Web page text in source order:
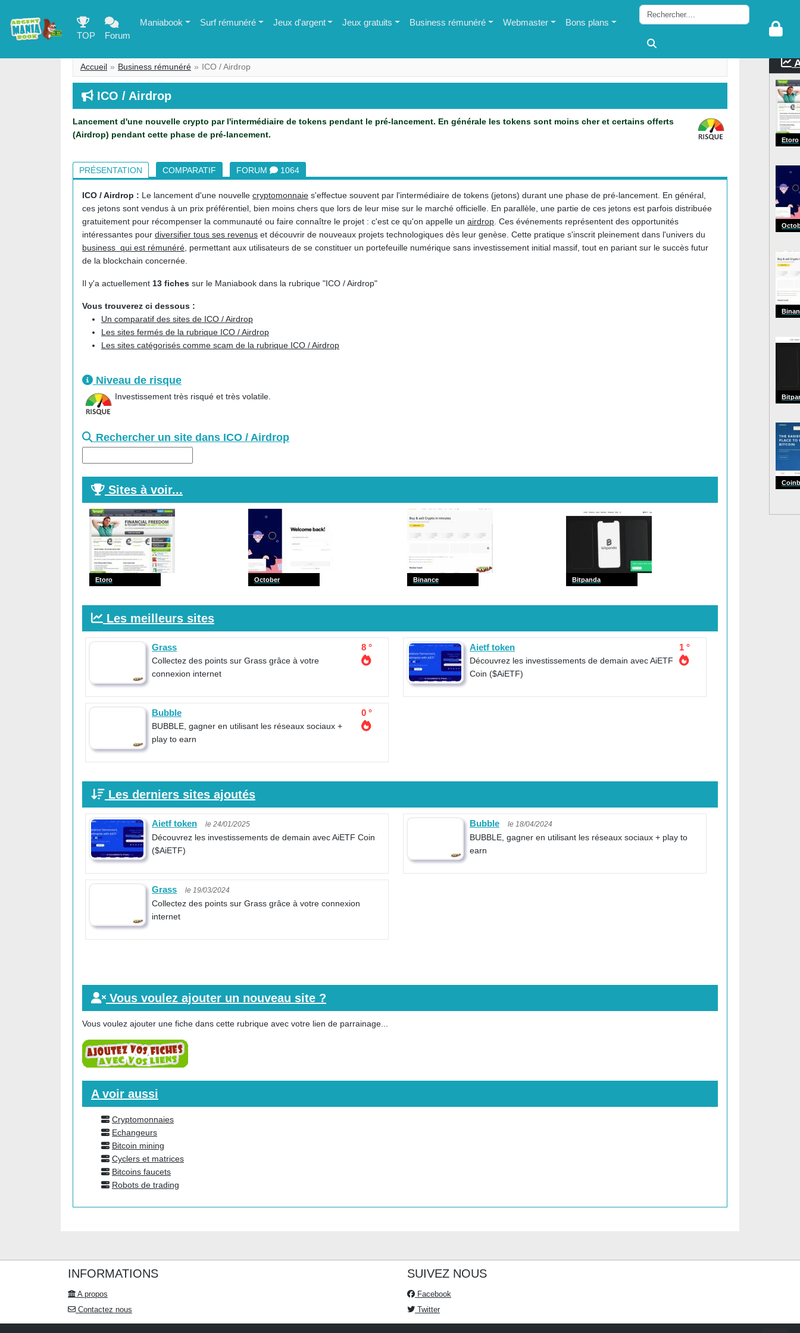
TOP Forum
Maniabook Surf rémunéré Jeux d'argent Jeux gratuits Business rémunéré Webmaster Bons plans
Accueil Business rémunéré ICO / Airdrop
ICO / Airdrop
Lancement d'une nouvelle crypto par l'intermédiaire de tokens pendant le pré-lancement. En générale les tokens sont moins cher et certains offerts
(Airdrop) pendant cette phase de pré-lancement.
PRÉSENTATION COMPARATIF FORUM 1064
ICO / Airdrop : Le lancement d'une nouvelle cryptomonnaie s'effectue souvent par l'intermédiaire de tokens (jetons) durant une phase de pré-lancement. En général,
ces jetons sont vendus à un prix préférentiel, bien moins chers que lors de leur mise sur le marché officielle. En parallèle, une partie de ces jetons est parfois distribuée
gratuitement pour récompenser la communauté ou faire connaître le projet : c'est ce qu'on appelle un airdrop . Ces événements représentent des opportunités
intéressantes pour diversifier tous ses revenus et découvrir de nouveaux projets technologiques dès leur genèse. Cette pratique s'inscrit pleinement dans l'univers du
business qui est rémunéré , permettant aux utilisateurs de se constituer un portefeuille numérique sans investissement initial massif, tout en pariant sur le succès futur
de la blockchain concernée.
Il y'a actuellement 13 fiches sur le Maniabook dans la rubrique "ICO / Airdrop"
Vous trouverez ci dessous :
Un comparatif des sites de ICO / Airdrop
Les sites fermés de la rubrique ICO / Airdrop
Les sites catégorisés comme scam de la rubrique ICO / Airdrop
Niveau de risque
Investissement très risqué et très volatile.
Rechercher un site dans ICO / Airdrop
Sites à voir...
Etoro October Binance Bitpanda
Les meilleurs sites
Grass 8 °
Collectez des points sur Grass grâce à votre
connexion internet
Aietf token 1 °
Découvrez les investissements de demain avec AiETF
Coin ($AiETF)
Bubble 0 °
BUBBLE, gagner en utilisant les réseaux sociaux +
play to earn
Les derniers sites ajoutés
Aietf token le 24/01/2025
Découvrez les investissements de demain avec AiETF Coin
($AiETF)
Bubble le 18/04/2024
BUBBLE, gagner en utilisant les réseaux sociaux + play to
earn
Grass le 19/03/2024
Collectez des points sur Grass grâce à votre connexion
internet
Vous voulez ajouter un nouveau site ?
Vous voulez ajouter une fiche dans cette rubrique avec votre lien de parrainage...
A voir aussi
Cryptomonnaies
Echangeurs
Bitcoin mining
Cyclers et matrices
Bitcoins faucets
Robots de trading
INFORMATIONS
A propos
Contactez nous
SUIVEZ NOUS
Facebook
Twitter
Etoro